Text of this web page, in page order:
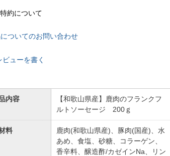
約について
ついてのお問い合わせ
ビューを書く
内容
【和歌山県産】鹿肉のフランクフ
ルトソーセージ 200ｇ
料
鹿肉(和歌山県産)、豚肉(国産)、水
あめ、食塩、砂糖、コラーゲン、
香辛料、醸造酢/カゼインNa、リン